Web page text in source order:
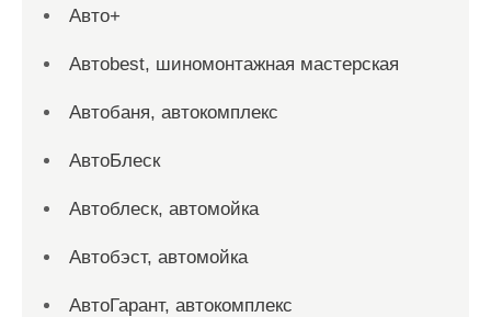
Авто+
Автоbest, шиномонтажная мастерская
Автобаня, автокомплекс
АвтоБлеск
Автоблеск, автомойка
Автобэст, автомойка
АвтоГарант, автокомплекс